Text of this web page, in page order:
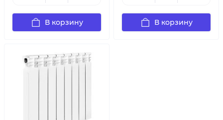
В корзину В корзину